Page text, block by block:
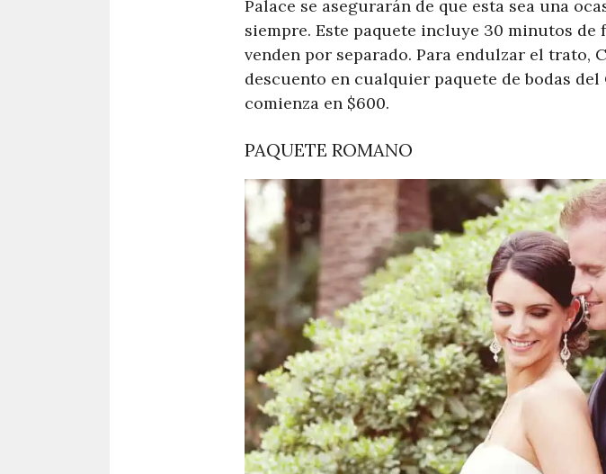
Palace se asegurarán de que esta sea una
siempre. Este paquete incluye 30 minutos
venden por separado. Para endulzar el trato,
descuento en cualquier paquete de bodas del
comienza en $600.
PAQUETE ROMANO